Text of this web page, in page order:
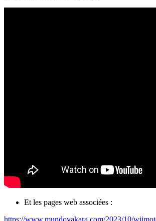
Et les pages web associées :
https://www.mundoyakara.com/2023/10/